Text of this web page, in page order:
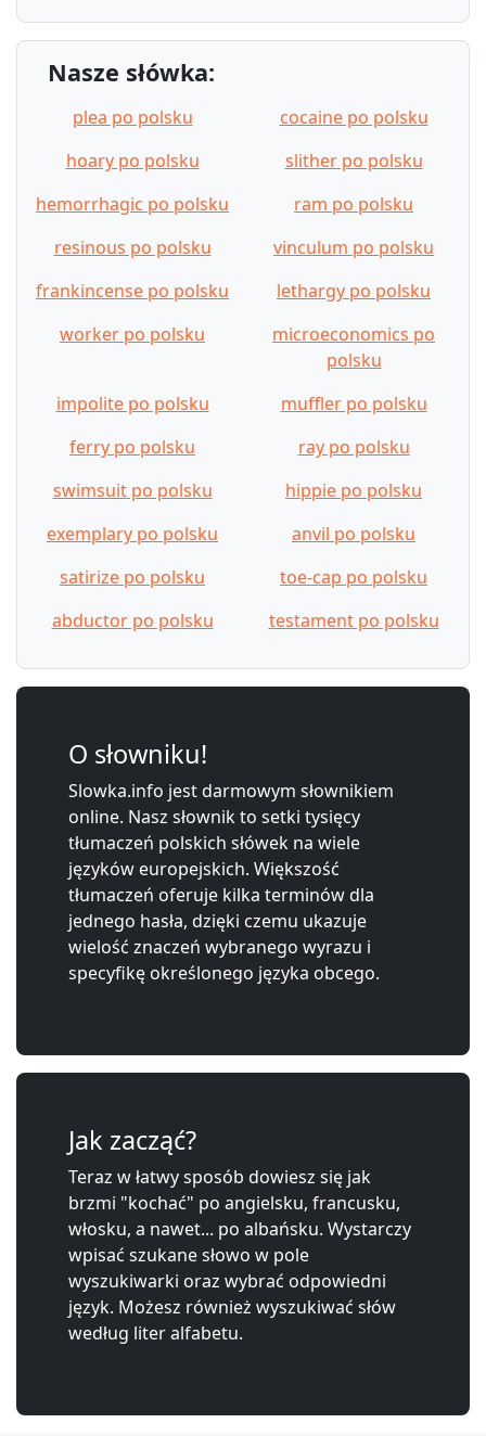
Nasze słówka:
plea po polsku
cocaine po polsku
hoary po polsku
slither po polsku
hemorrhagic po polsku
ram po polsku
resinous po polsku
vinculum po polsku
frankincense po polsku
lethargy po polsku
worker po polsku
microeconomics po
polsku
impolite po polsku
muffler po polsku
ferry po polsku
ray po polsku
swimsuit po polsku
hippie po polsku
exemplary po polsku
anvil po polsku
satirize po polsku
toe-cap po polsku
abductor po polsku
testament po polsku
O słowniku!
Slowka.info jest darmowym słownikiem
online. Nasz słownik to setki tysięcy
tłumaczeń polskich słówek na wiele
języków europejskich. Większość
tłumaczeń oferuje kilka terminów dla
jednego hasła, dzięki czemu ukazuje
wielość znaczeń wybranego wyrazu i
specyfikę określonego języka obcego.
Jak zacząć?
Teraz w łatwy sposób dowiesz się jak
brzmi "kochać" po angielsku, francusku,
włosku, a nawet... po albańsku. Wystarczy
wpisać szukane słowo w pole
wyszukiwarki oraz wybrać odpowiedni
język. Możesz również wyszukiwać słów
według liter alfabetu.